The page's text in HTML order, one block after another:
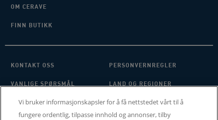
OM CERAVE
FINN BUTIKK
KONTAKT OSS PERSONVERNREGLER
VANLIGE SPØRSMÅL LAND OG REGIONER
VILKÅR OG BETINGELSER
MINE INNSTILLINGER FOR
INFORMASJONSKAPSLER
Vi bruker informasjonskapsler for å få nettstedet vårt til å
fungere ordentlig, tilpasse innhold og annonser, tilby